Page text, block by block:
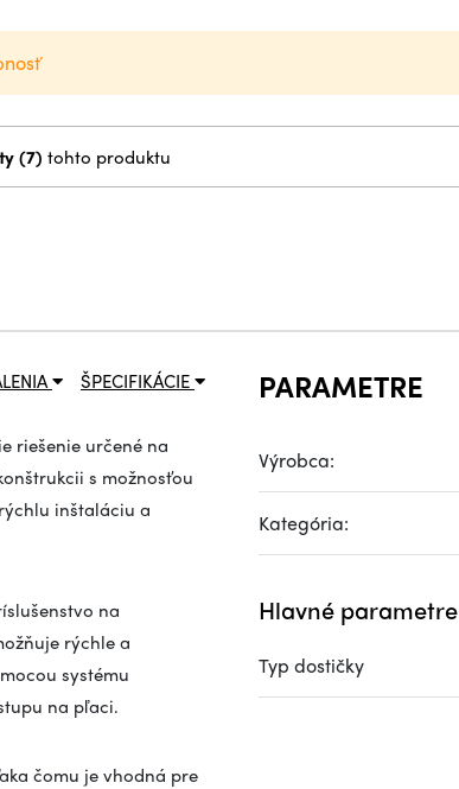
Varianty (7) tohto produktu
ŠPECIFIKÁCIE
riešenie určené na
s možnosťou
inštaláciu a
na
rýchle a
systému
na pľaci.
čomu je vhodná pre
PARAMETRE
Výrobca:
Kategória:
Hlavné parametre
Typ dostičky